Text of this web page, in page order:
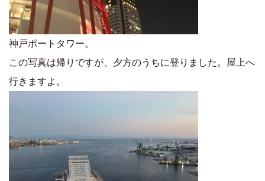
神戸ポートタワー。
この写真は帰りですが、夕方のうちに登りました。屋上へ
行きますよ。